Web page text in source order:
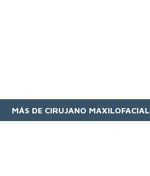
MÁS DE CIRUJANO MAXILOFACIAL